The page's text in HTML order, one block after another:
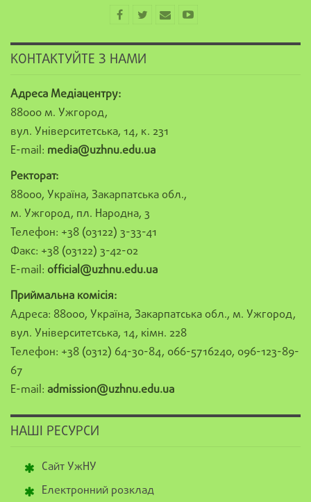
КОНТАКТУЙТЕ З НАМИ
Адреса Медіацентру:
88000 м. Ужгород,
вул. Університетська, 14, к. 231
E-mail: media@uzhnu.edu.ua
Ректорат:
88000, Україна, Закарпатська обл.,
м. Ужгород, пл. Народна, 3
Телефон: +38 (03122) 3-33-41
Факс: +38 (03122) 3-42-02
E-mail: official@uzhnu.edu.ua
Приймальна комісія:
Адреса: 88000, Україна, Закарпатська обл., м. Ужгород,
вул. Університетська, 14, кімн. 228
Телефон: +38 (0312) 64-30-84, 066-5716240, 096-123-89-
67
E-mail: admission@uzhnu.edu.ua
НАШІ РЕСУРСИ
Сайт УжНУ
Електронний розклад